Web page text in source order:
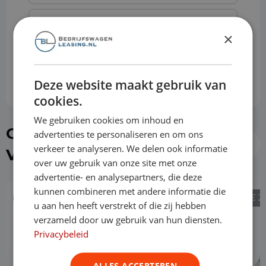
Slottermijn
Of kies direct een Opel
Vivaro uit de voorraad
€ 25.490 €
×
Deze website maakt gebruik van
cookies.
We gebruiken cookies om inhoud en
advertenties te personaliseren en om ons
verkeer te analyseren. We delen ook informatie
over uw gebruik van onze site met onze
advertentie- en analysepartners, die deze
kunnen combineren met andere informatie die
u aan hen heeft verstrekt of die zij hebben
verzameld door uw gebruik van hun diensten.
Privacybeleid